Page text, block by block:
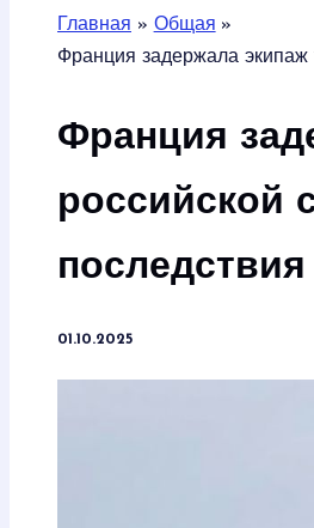
Главная
Общая
Франция задержала экипаж
Франция
российской
последствия
01.10.2025